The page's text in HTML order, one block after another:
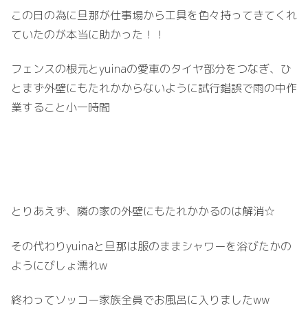
この日の為に旦那が仕事場から工具を色々持ってきてくれ
ていたのが本当に助かった！！
フェンスの根元とyuinaの愛車のタイヤ部分をつなぎ、ひ
とまず外壁にもたれかからないように試行錯誤で雨の中作
業すること小一時間
とりあえず、隣の家の外壁にもたれかかるのは解消☆
その代わりyuinaと旦那は服のままシャワーを浴びたかの
ようにびしょ濡れw
終わってソッコー家族全員でお風呂に入りましたww